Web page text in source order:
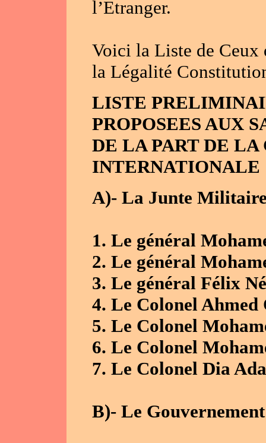
l’Etranger.
Voici la Liste de Ceux
la Légalité
LISTE
PROPOSEES AUX
DE LA PART DE
INTERNATIONALE
A)- La Junte
1. Le général
2. Le général
3. Le général Félix
4. Le Colonel Ahmed
5. Le Colonel
6. Le Colonel
7. Le Colonel Dia
B)- Le Gouvernement